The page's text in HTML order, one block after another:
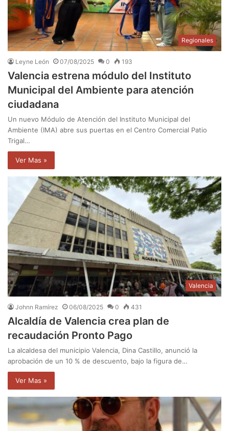
Regionales
Leyne León 07/08/2025 0 193
Valencia estrena módulo del Instituto
Municipal del Ambiente para atención
ciudadana
Un nuevo Módulo de Atención del Instituto Municipal del
Ambiente (IMA) abre sus puertas en el Centro Comercial Patio
Trigal…
Ver Mas »
Valencia
Johnn Ramírez 06/08/2025 0 431
Alcaldía de Valencia crea plan de
recaudación Pronto Pago
La alcaldesa del municipio Valencia, Dina Castillo, anunció la
aprobación de un 10 % de descuento, bajo la figura de…
Ver Mas »